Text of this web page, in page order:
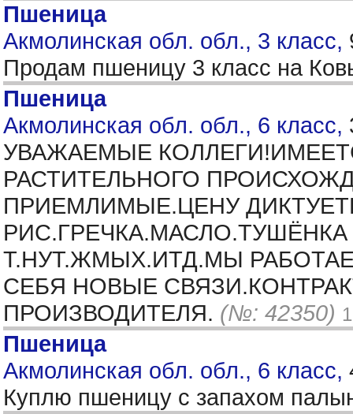
Пшеница
Акмолинская обл. обл., 3 класс,
Продам пшеницу 3 класс на
Пшеница
Акмолинская обл. обл., 6 класс,
УВАЖАЕМЫЕ
РАСТИТЕЛЬНОГО
ПРИЕМЛИМЫЕ.ЦЕНУ
РИС.ГРЕЧКА.МАСЛО.ТУШЁНКА
Т.НУТ.ЖМЫХ.ИТД.МЫ
СЕБЯ НОВЫЕ
ПРОИЗВОДИТЕЛЯ. (№: 42350)
Пшеница
Акмолинская обл. обл., 6 класс,
Куплю пшеницу с запахом